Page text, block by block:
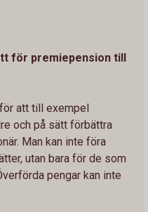
för premiepension till
att till exempel
och på sätt förbättra
Man kan inte föra
utan bara för de som
pengar kan inte